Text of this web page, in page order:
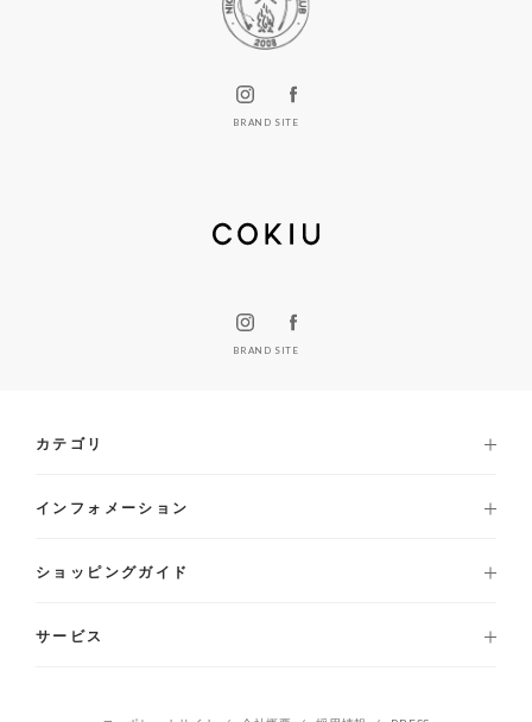
BRAND SITE
BRAND SITE
カテゴリ
インフォメーション
ショッピングガイド
サービス